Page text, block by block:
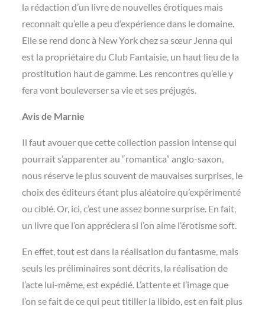
la rédaction d’un livre de nouvelles érotiques mais
reconnait qu’elle a peu d’expérience dans le domaine.
Elle se rend donc à New York chez sa sœur Jenna qui
est la propriétaire du Club Fantaisie, un haut lieu de la
prostitution haut de gamme. Les rencontres qu’elle y
fera vont bouleverser sa vie et ses préjugés.
Avis de Marnie
Il faut avouer que cette collection passion intense qui
pourrait s’apparenter au “romantica” anglo-saxon,
nous réserve le plus souvent de mauvaises surprises, le
choix des éditeurs étant plus aléatoire qu’expérimenté
ou ciblé. Or, ici, c’est une assez bonne surprise. En fait,
un livre que l’on appréciera si l’on aime l’érotisme soft.
En effet, tout est dans la réalisation du fantasme, mais
seuls les préliminaires sont décrits, la réalisation de
l’acte lui-même, est expédié. L’attente et l’image que
l’on se fait de ce qui peut titiller la libido, est en fait plus